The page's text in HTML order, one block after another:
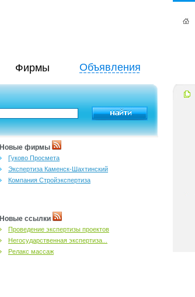
Фирмы Объявления
Новые фирмы
Гуково Просмета
Экспертиза Каменск-Шахтинский
Компания Стройэкспертиза
Новые ссылки
Проведение экспертизы проектов
Негосударственная экспертиза...
Релакс массаж